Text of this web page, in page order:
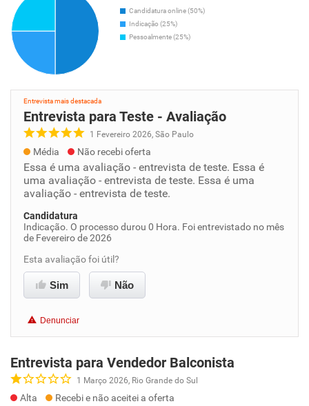
Candidatura online (50%)
Indicação (25%)
Pessoalmente (25%)
Entrevista mais destacada
Entrevista para Teste - Avaliação
1 Fevereiro 2026, São Paulo
Média Não recebi oferta
Essa é uma avaliação - entrevista de teste. Essa é
uma avaliação - entrevista de teste. Essa é uma
avaliação - entrevista de teste.
Candidatura
Indicação. O processo durou 0 Hora. Foi entrevistado no mês
de Fevereiro de 2026
Esta avaliação foi útil?
Sim Não
Denunciar
Entrevista para Vendedor Balconista
1 Março 2026, Rio Grande do Sul
Alta Recebi e não aceitei a oferta